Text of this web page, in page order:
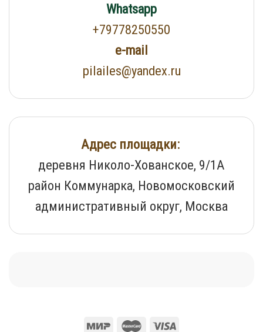
Whatsapp
+79778250550
e-mail
pilailes@yandex.ru
Адрес площадки:
деревня Николо-Хованское, 9/1А
район Коммунарка, Новомосковский
административный округ, Москва